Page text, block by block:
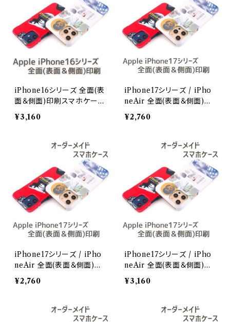
iPhone16シリーズ 全面(表
面＆側面)印刷スマホケース
オーダーメイドiPhone 16
Plus
¥3,160
iPhone17シリーズ / iPho
neAir 全面(表面＆側面)印
刷スマホケース オーダーメ
イドiPhone 17
¥2,760
iPhone17シリーズ / iPho
neAir 全面(表面＆側面)印
刷スマホケース オーダーメ
イドiPhone 17 Pro
¥2,760
iPhone17シリーズ / iPho
neAir 全面(表面＆側面)印
刷スマホケース オーダーメ
イドiPhone 17 Pro MAX
¥3,160